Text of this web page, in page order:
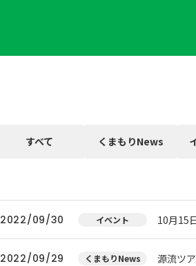
すべて くまもりNews
2022/09/30 イベント 10月15
2022/09/29 くまもりNews 源流ツ